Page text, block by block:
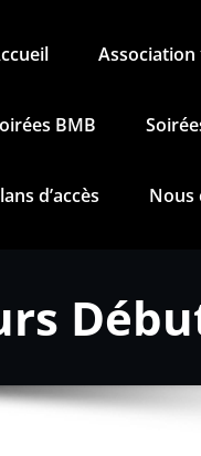
Association
BMB
d’accès Nous